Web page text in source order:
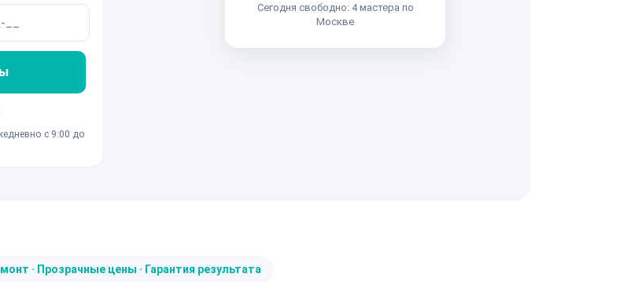
с 9:00 до
Сегодня свободно: 4 мастера по
Москве
· Прозрачные цены · Гарантия результата